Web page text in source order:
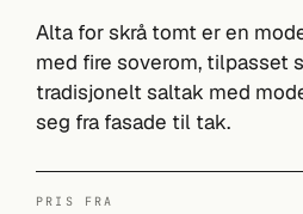
Alta for skrå tomt er en
med fire soverom, tilpasset
tradisjonelt saltak med
seg fra fasade til tak.
PRIS FRA